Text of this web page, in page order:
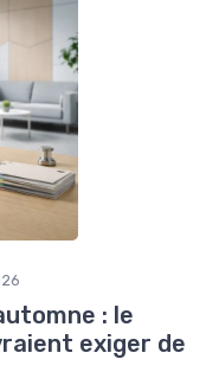
: le
exiger de